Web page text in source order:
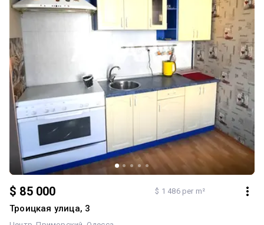
$ 85 000 $ 1 486 per m²
Троицкая улица, 3